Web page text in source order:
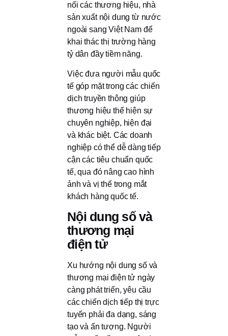
nối các thương hiệu, nhà
sản xuất nội dung từ nước
ngoài sang Việt Nam để
khai thác thị trường hàng
tỷ dân đầy tiềm năng.
Việc đưa người mẫu quốc
tế góp mặt trong các chiến
dịch truyền thông giúp
thương hiệu thể hiện sự
chuyên nghiệp, hiện đại
và khác biệt. Các doanh
nghiệp có thể dễ dàng tiếp
cận các tiêu chuẩn quốc
tế, qua đó nâng cao hình
ảnh và vị thế trong mắt
khách hàng quốc tế.
Nội dung số và
thương mại
điện tử
Xu hướng nội dung số và
thương mại điện tử ngày
càng phát triển, yêu cầu
các chiến dịch tiếp thị trực
tuyến phải đa dạng, sáng
tạo và ấn tượng. Người